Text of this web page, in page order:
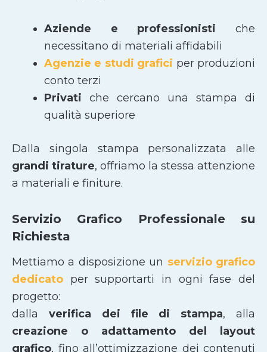
Aziende e professionisti che
necessitano di materiali affidabili
Agenzie e studi grafici per produzioni
conto terzi
Privati che cercano una stampa di
qualità superiore
Dalla singola stampa personalizzata alle
grandi tirature, offriamo la stessa attenzione
a materiali e finiture.
Servizio Grafico Professionale su
Richiesta
Mettiamo a disposizione un servizio grafico
dedicato per supportarti in ogni fase del
progetto:
dalla verifica dei file di stampa, alla
creazione o adattamento del layout
grafico, fino all’ottimizzazione dei contenuti